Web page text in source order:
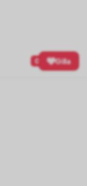
0 Gilla